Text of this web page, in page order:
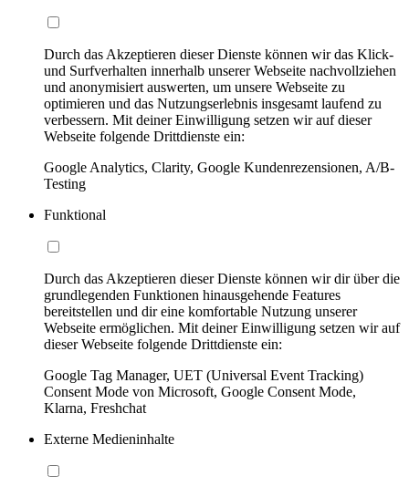
Durch das Akzeptieren dieser Dienste können wir das Klick-
und Surfverhalten innerhalb unserer Webseite nachvollziehen
und anonymisiert auswerten, um unsere Webseite zu
optimieren und das Nutzungserlebnis insgesamt laufend zu
verbessern. Mit deiner Einwilligung setzen wir auf dieser
Webseite folgende Drittdienste ein:
Google Analytics, Clarity, Google Kundenrezensionen, A/B-
Testing
Funktional
Durch das Akzeptieren dieser Dienste können wir dir über die
grundlegenden Funktionen hinausgehende Features
bereitstellen und dir eine komfortable Nutzung unserer
Webseite ermöglichen. Mit deiner Einwilligung setzen wir auf
dieser Webseite folgende Drittdienste ein:
Google Tag Manager, UET (Universal Event Tracking)
Consent Mode von Microsoft, Google Consent Mode,
Klarna, Freshchat
Externe Medieninhalte